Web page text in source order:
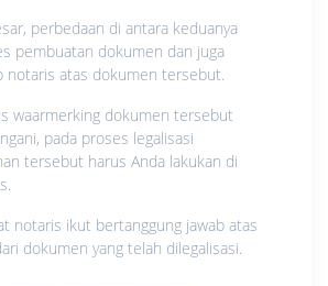
perbedaan di antara keduanya
pembuatan dokumen dan juga
notaris atas dokumen tersebut.
waarmerking dokumen tersebut
pada proses legalisasi
tersebut harus Anda lakukan di
notaris ikut bertanggung jawab atas
dokumen yang telah dilegalisasi.